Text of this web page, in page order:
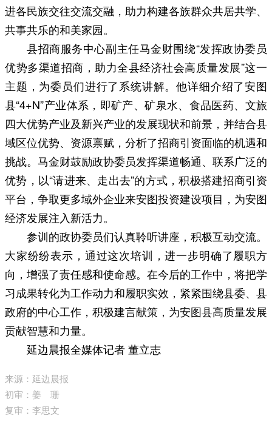
进各民族交往交流交融，助力构建各族群众共居共学、
共事共乐的和美家园。
县招商服务中心副主任马金财围绕“发挥政协委员
优势多渠道招商，助力全县经济社会高质量发展”这一
主题，为委员们进行了系统讲解。他详细介绍了安图
县“4+N”产业体系，即矿产、矿泉水、食品医药、文旅
四大优势产业及新兴产业的发展现状和前景，并结合县
域区位优势、资源禀赋，分析了招商引资面临的机遇和
挑战。马金财鼓励政协委员发挥渠道畅通、联系广泛的
优势，以“请进来、走出去”的方式，积极搭建招商引资
平台，争取更多域外企业来安图投资建设项目，为安图
经济发展注入新活力。
参训的政协委员们认真聆听讲座，积极互动交流。
大家纷纷表示，通过这次培训，进一步明确了履职方
向，增强了责任感和使命感。在今后的工作中，将把学
习成果转化为工作动力和履职实效，紧紧围绕县委、县
政府的中心工作，积极建言献策，为安图县高质量发展
贡献智慧和力量。
延边晨报全媒体记者 董立志
来源：延边晨报
初审：姜 珊
复审：李思文